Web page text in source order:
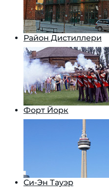
Район Дистиллери
Форт Йорк
Си-Эн Тауэр